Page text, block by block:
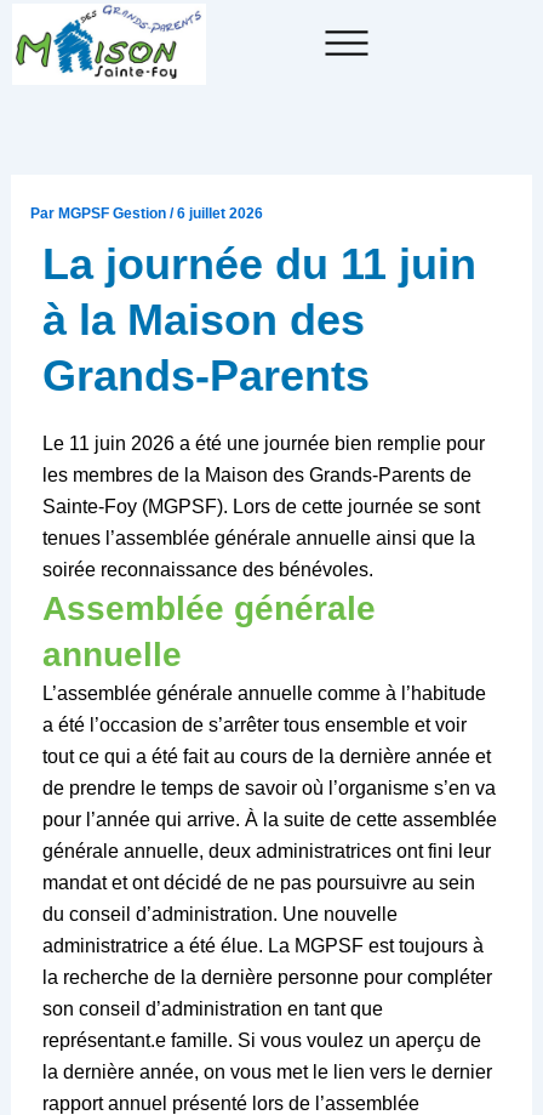
au
contenu
Par MGPSF Gestion /6 juillet 2026
La journée du 11 juin
à la Maison des
Grands-Parents
Le 11 juin 2026 a été une journée bien remplie pour
les membres de la Maison des Grands-Parents de
Sainte-Foy (MGPSF). Lors de cette journée se sont
tenues l’assemblée générale annuelle ainsi que la
soirée reconnaissance des bénévoles.
Assemblée générale
annuelle
L’assemblée générale annuelle comme à l’habitude
a été l’occasion de s’arrêter tous ensemble et voir
tout ce qui a été fait au cours de la dernière année et
de prendre le temps de savoir où l’organisme s’en va
pour l’année qui arrive. À la suite de cette assemblée
générale annuelle, deux administratrices ont fini leur
mandat et ont décidé de ne pas poursuivre au sein
du conseil d’administration. Une nouvelle
administratrice a été élue. La MGPSF est toujours à
la recherche de la dernière personne pour compléter
son conseil d’administration en tant que
représentant.e famille. Si vous voulez un aperçu de
la dernière année, on vous met le lien vers le dernier
rapport annuel présenté lors de l’assemblée